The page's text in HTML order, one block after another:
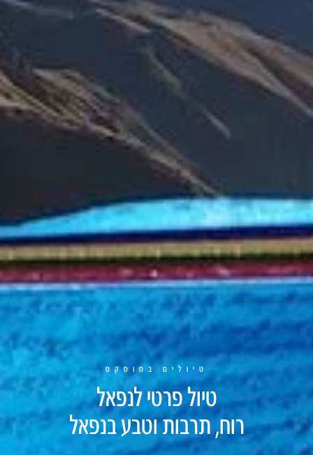
טיולים במוסקט
טיול פרטי לנפאל
רוח, תרבות וטבע בנפאל